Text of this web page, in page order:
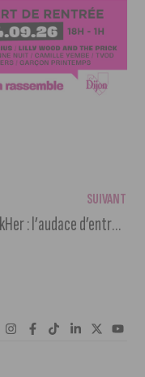
SUIVANT
CoWorkHer : l’audace d’entreprendre